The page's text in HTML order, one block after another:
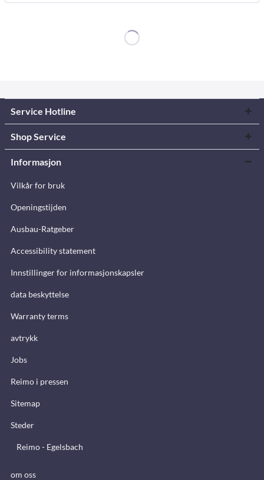
Service Hotline
Shop Service
Informasjon
Vilkår for bruk
Openingstijden
Ausbau-Ratgeber
Accessibility statement
Innstillinger for informasjonskapsler
data beskyttelse
Warranty terms
avtrykk
Jobs
Reimo i pressen
Sitemap
Steder
Reimo - Egelsbach
om oss